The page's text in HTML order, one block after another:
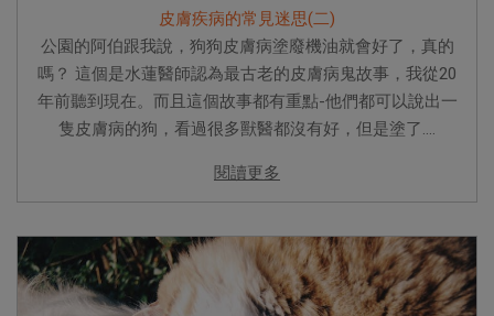
皮膚疾病的常見迷思(二)
公園的阿伯跟我說，狗狗皮膚病塗廢機油就會好了，真的
嗎？ 這個是水蓮醫師認為最古老的皮膚病鬼故事，我從20
年前聽到現在。而且這個故事都有重點-他們都可以說出一
隻皮膚病的狗，看過很多獸醫都沒有好，但是塗了....
閱讀更多